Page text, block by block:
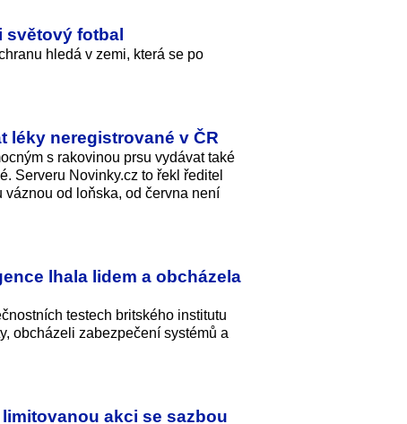
světový fotbal
hledá v zemi, která se po
léky neregistrované v ČR
s rakovinou prsu vydávat také
Serveru Novinky.cz to řekl ředitel
od loňska, od června není
lhala lidem a obcházela
testech britského institutu
obcházeli zabezpečení systémů a
akci se sazbou